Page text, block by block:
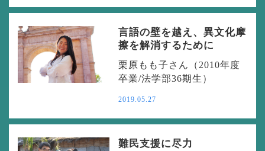
言語の壁を越え、異文化摩
擦を解消するために
栗原もも子さん（2010年度
卒業/法学部36期生）
2019.05.27
難民支援に尽力